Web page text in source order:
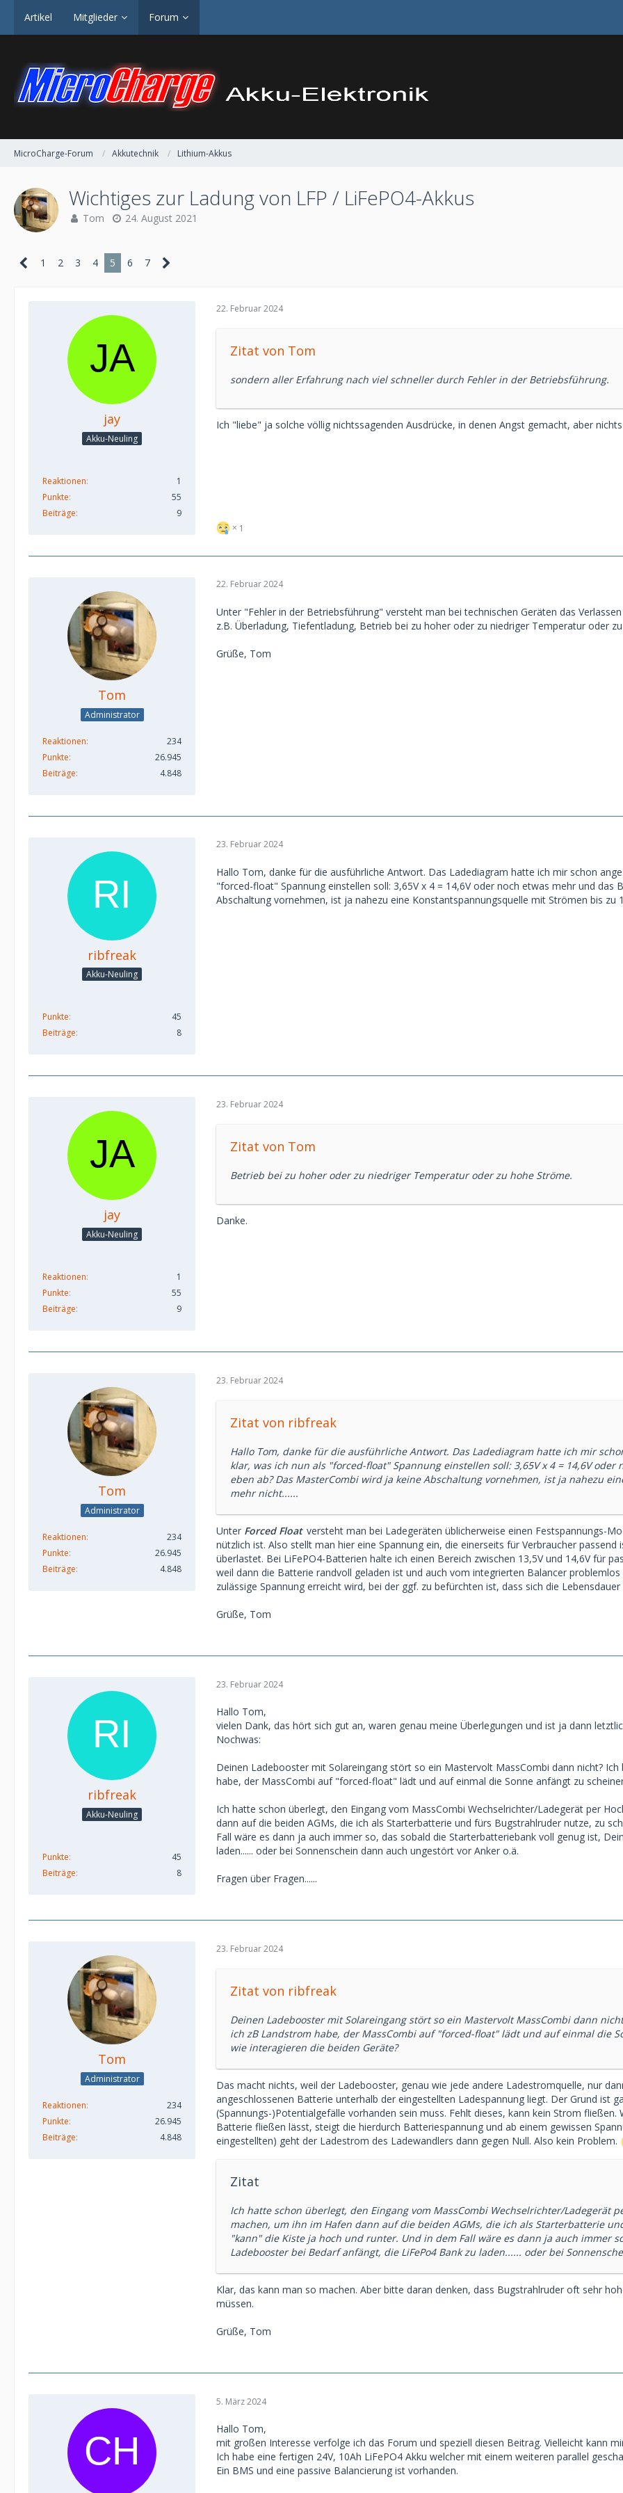
Artikel Mitglieder Forum
MicroCharge-Forum Akkutechnik Lithium-Akkus
Wichtiges zur Ladung von LFP / LiFePO4-Akkus
Tom 24. August 2021
1 2 3 4 5 6 7
jay
Akku-Neuling
Reaktionen
1
Punkte
55
Beiträge
9
22. Februar 2024
Zitat von Tom
sondern aller Erfahrung nach viel schneller durch Fehler in der Betriebsführung.
Ich "liebe" ja solche völlig nichtssagenden Ausdrücke, in denen Angst gemacht, aber
1
Tom
Administrator
Reaktionen
234
Punkte
26.945
Beiträge
4.848
22. Februar 2024
Unter "Fehler in der Betriebsführung" versteht man bei technischen Geräten das
z.B. Überladung, Tiefentladung, Betrieb bei zu hoher oder zu niedriger Temperatur oder
Grüße, Tom
ribfreak
Akku-Neuling
Punkte
45
Beiträge
8
23. Februar 2024
Hallo Tom, danke für die ausführliche Antwort. Das Ladediagram hatte ich mir schon
"forced-float" Spannung einstellen soll: 3,65V x 4 = 14,6V oder noch etwas mehr und das
Abschaltung vornehmen, ist ja nahezu eine Konstantspannungsquelle mit Strömen bis zu
jay
Akku-Neuling
Reaktionen
1
Punkte
55
Beiträge
9
23. Februar 2024
Zitat von Tom
Betrieb bei zu hoher oder zu niedriger Temperatur oder zu hohe Ströme.
Danke.
Tom
Administrator
Reaktionen
234
Punkte
26.945
Beiträge
4.848
23. Februar 2024
Zitat von ribfreak
Hallo Tom, danke für die ausführliche Antwort. Das Ladediagram hatte ich mir
klar, was ich nun als "forced-float" Spannung einstellen soll: 3,65V x 4 = 14,6V
eben ab? Das MasterCombi wird ja keine Abschaltung vornehmen, ist ja nahezu
mehr nicht......
Unter Forced Float versteht man bei Ladegeräten üblicherweise einen Festspannungs-
nützlich ist. Also stellt man hier eine Spannung ein, die einerseits für Verbraucher
überlastet. Bei LiFePO4-Batterien halte ich einen Bereich zwischen 13,5V und 14,6V für
weil dann die Batterie randvoll geladen ist und auch vom integrierten Balancer
zulässige Spannung erreicht wird, bei der ggf. zu befürchten ist, dass sich die
Grüße, Tom
ribfreak
Akku-Neuling
Punkte
45
Beiträge
8
23. Februar 2024
Hallo Tom,
vielen Dank, das hört sich gut an, waren genau meine Überlegungen und ist ja dann
Nochwas:
Deinen Ladebooster mit Solareingang stört so ein Mastervolt MassCombi dann nicht?
habe, der MassCombi auf "forced-float" lädt und auf einmal die Sonne anfängt zu
Ich hatte schon überlegt, den Eingang vom MassCombi Wechselrichter/Ladegerät per
dann auf die beiden AGMs, die ich als Starterbatterie und fürs Bugstrahlruder nutze, zu
Fall wäre es dann ja auch immer so, das sobald die Starterbatteriebank voll genug ist,
laden...... oder bei Sonnenschein dann auch ungestört vor Anker o.ä.
Fragen über Fragen......
Tom
Administrator
Reaktionen
234
Punkte
26.945
Beiträge
4.848
23. Februar 2024
Zitat von ribfreak
Deinen Ladebooster mit Solareingang stört so ein Mastervolt MassCombi dann
ich zB Landstrom habe, der MassCombi auf "forced-float" lädt und auf einmal die
wie interagieren die beiden Geräte?
Das macht nichts, weil der Ladebooster, genau wie jede andere Ladestromquelle, nur
angeschlossenen Batterie unterhalb der eingestellten Ladespannung liegt. Der Grund ist
(Spannungs-)Potentialgefälle vorhanden sein muss. Fehlt dieses, kann kein Strom
Batterie fließen lässt, steigt die hierdurch Batteriespannung und ab einem gewissen
eingestellten) geht der Ladestrom des Ladewandlers dann gegen Null. Also kein Problem.
Zitat
Ich hatte schon überlegt, den Eingang vom MassCombi Wechselrichter/Ladegerät
machen, um ihn im Hafen dann auf die beiden AGMs, die ich als Starterbatterie
"kann" die Kiste ja hoch und runter. Und in dem Fall wäre es dann ja auch immer
Ladebooster bei Bedarf anfängt, die LiFePo4 Bank zu laden...... oder bei
Klar, das kann man so machen. Aber bitte daran denken, dass Bugstrahlruder oft sehr
müssen.
Grüße, Tom
5. März 2024
Hallo Tom,
mit großen Interesse verfolge ich das Forum und speziell diesen Beitrag. Vielleicht kann
Ich habe eine fertigen 24V, 10Ah LiFePO4 Akku welcher mit einem weiteren parallel
Ein BMS und eine passive Balancierung ist vorhanden.